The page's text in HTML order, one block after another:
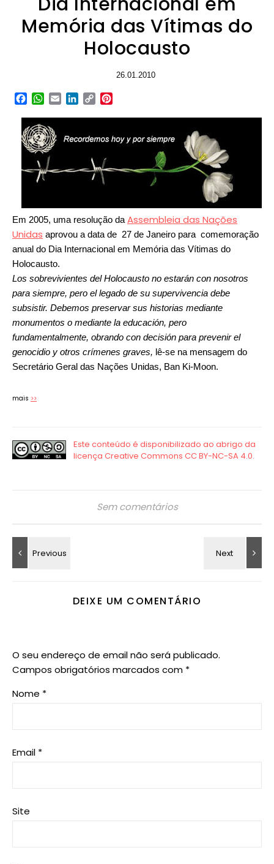
Memória das Vítimas do
Holocausto
26.01.2010
Facebook
WhatsApp
EmailLinkedIn
Copy
Em 2005, uma resolução da Assembleia das Nações
Unidas aprovou a data de 27 de Janeiro para comemoração
anual do Dia Internacional em Memória das Vítimas do
Holocausto.
Los sobrevivientes del Holocausto no estarán con nosotros
para siempre, pero el legado de su supervivencia debe
subsistir. Debemos preservar sus historias mediante
monumentos o mediante la educación, pero
fundamentalmente, obrando con decisión para prevenir el
genocidio y otros crímenes graves, lê-se na mensagem do
Secretário Geral das Nações Unidas, Ban Ki-Moon.
mais >>
Sem comentários
DEIXE UM COMENTÁRIO
O seu endereço de email não será publicado.
Campos obrigatórios marcados com *
Nome *
Email *
Site